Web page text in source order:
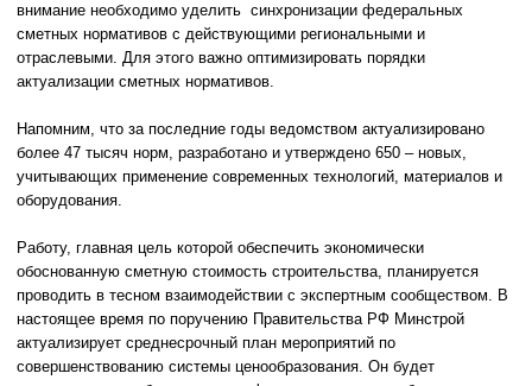
внимание необходимо уделить синхронизации федеральных
сметных нормативов с действующими региональными и
отраслевыми. Для этого важно оптимизировать порядки
актуализации сметных нормативов.
Напомним, что за последние годы ведомством актуализировано
более 47 тысяч норм, разработано и утверждено 650 – новых,
учитывающих применение современных технологий, материалов и
оборудования.
Работу, главная цель которой обеспечить экономически
обоснованную сметную стоимость строительства, планируется
проводить в тесном взаимодействии с экспертным сообществом. В
настоящее время по поручению Правительства РФ Минстрой
актуализирует среднесрочный план мероприятий по
совершенствованию системы ценообразования. Он будет